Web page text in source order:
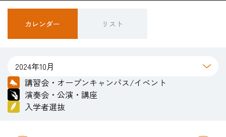
カレンダー リスト
講習会・オープンキャンパス/イベント
演奏会・公演・講座
入学者選抜